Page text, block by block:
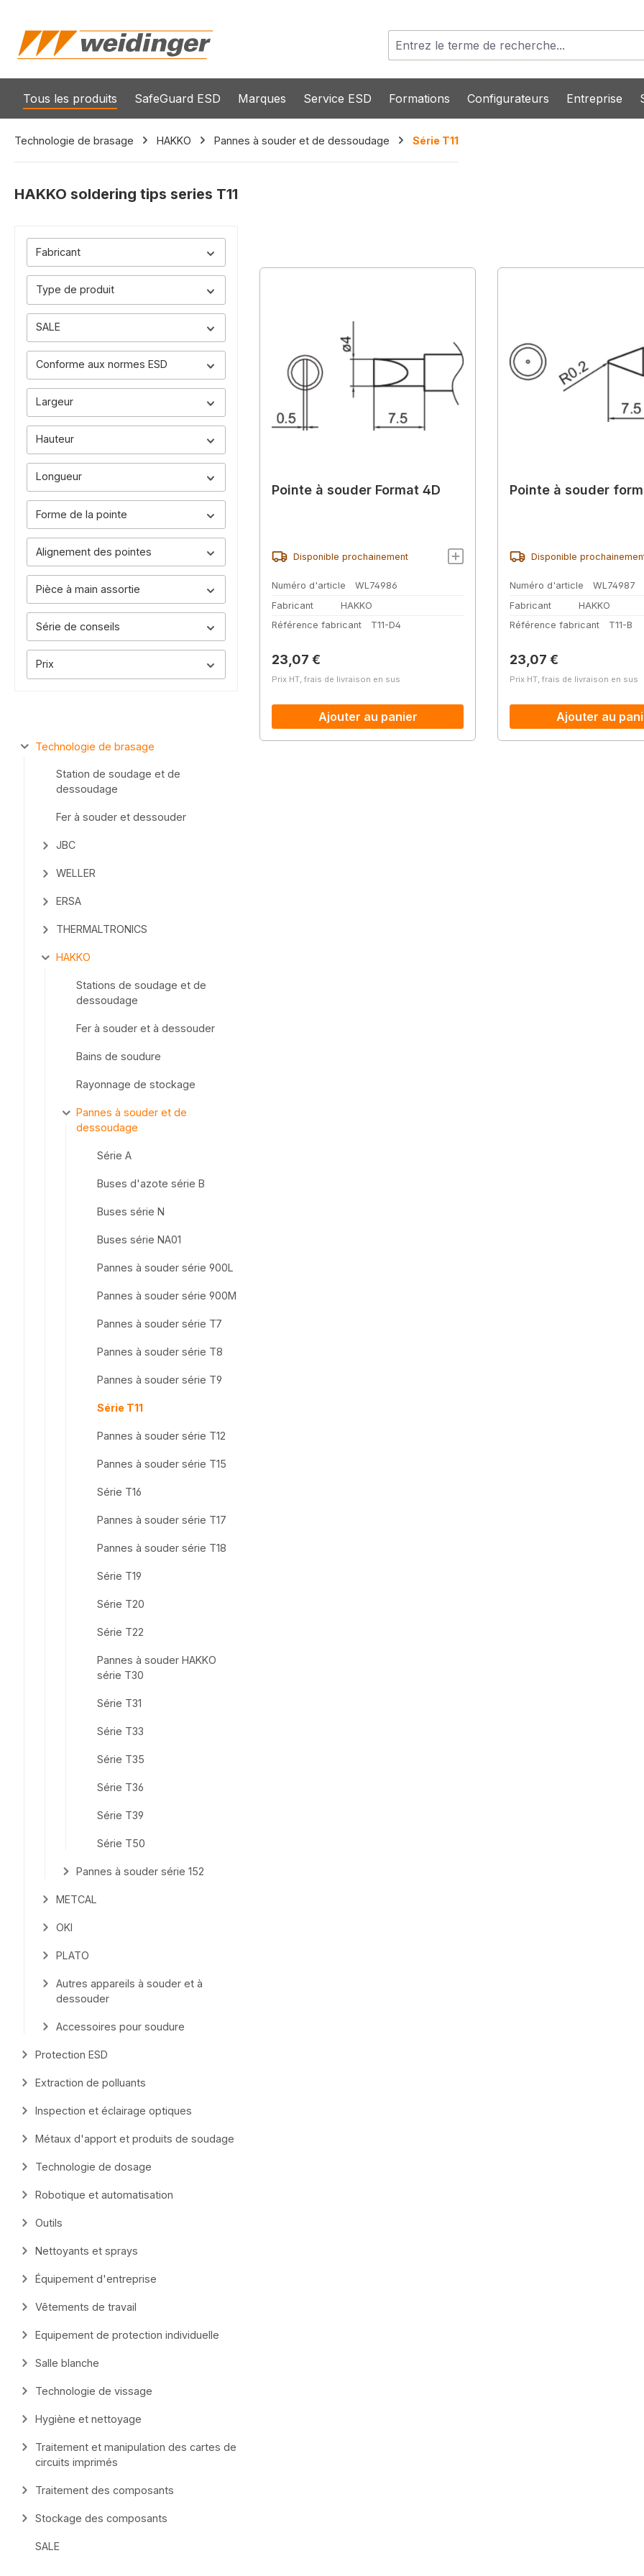
Tous les produits SafeGuard ESD Marques Service ESD Formations Configurateurs Entreprise
Technologie de brasage HAKKO Pannes à souder et de dessoudage Série T11
HAKKO soldering tips series T11
Fabricant
Type de produit
SALE
Conforme aux normes ESD
Largeur
Hauteur
Longueur
Forme de la pointe
Alignement des pointes
Pièce à main assortie
Série de conseils
Prix
Technologie de brasage
Station de soudage et de
dessoudage
Fer à souder et dessouder
JBC
WELLER
ERSA
THERMALTRONICS
HAKKO
Stations de soudage et de
dessoudage
Fer à souder et à dessouder
Bains de soudure
Rayonnage de stockage
Pannes à souder et de
dessoudage
Série A
Buses d'azote série B
Buses série N
Buses série NA01
Pannes à souder série 900L
Pannes à souder série 900M
Pannes à souder série T7
Pannes à souder série T8
Pannes à souder série T9
Série T11
Pannes à souder série T12
Pannes à souder série T15
Série T16
Pannes à souder série T17
Pannes à souder série T18
Série T19
Série T20
Série T22
Pannes à souder HAKKO
série T30
Série T31
Série T33
Série T35
Série T36
Série T39
Série T50
Pannes à souder série 152
METCAL
OKI
PLATO
Autres appareils à souder et à
dessouder
Accessoires pour soudure
Protection ESD
Extraction de polluants
Inspection et éclairage optiques
Métaux d'apport et produits de soudage
Technologie de dosage
Robotique et automatisation
Outils
Nettoyants et sprays
Équipement d'entreprise
Vêtements de travail
Equipement de protection individuelle
Salle blanche
Technologie de vissage
Hygiène et nettoyage
Traitement et manipulation des cartes de
circuits imprimés
Traitement des composants
Stockage des composants
SALE
Pointe à souder Format 4D
Disponible prochainement
Numéro d'article
WL74986
Fabricant
HAKKO
Référence fabricant
T11-D4
Prix régulier :
23,07 €
Prix HT, frais de livraison en sus
Ajouter au panier
Pointe à souder
Disponible
Numéro d'article
WL74987
Fabricant
HAKKO
Référence fabricant
T11-B
Prix régulier :
23,07 €
Prix HT, frais de livraison en sus
Ajouter au